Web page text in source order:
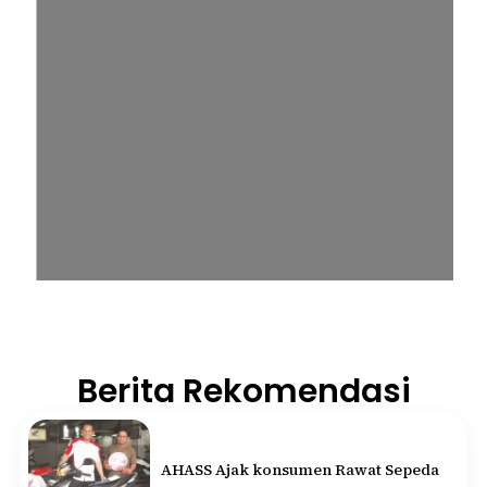
Berita Rekomendasi
AHASS Ajak konsumen Rawat Sepeda